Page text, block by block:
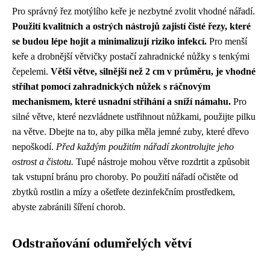
Pro správný řez motýlího keře je nezbytné zvolit vhodné nářadí.
Použití kvalitních a ostrých nástrojů zajistí čisté řezy, které
se budou lépe hojit a minimalizují riziko infekcí. Pro menší
keře a drobnější větvičky postačí zahradnické nůžky s tenkými
čepelemi. Větší větve, silnější než 2 cm v průměru, je vhodné
stříhat pomocí zahradnických nůžek s ráčnovým
mechanismem, které usnadní střihání a sníží námahu. Pro
silné větve, které nezvládnete ustřihnout nůžkami, použijte pilku
na větve. Dbejte na to, aby pilka měla jemné zuby, které dřevo
nepoškodí. Před každým použitím nářadí zkontrolujte jeho
ostrost a čistotu. Tupé nástroje mohou větve rozdrtit a způsobit
tak vstupní bránu pro choroby. Po použití nářadí očistěte od
zbytků rostlin a mízy a ošetřete dezinfekčním prostředkem,
abyste zabránili šíření chorob.
Odstraňování odumřelých větví